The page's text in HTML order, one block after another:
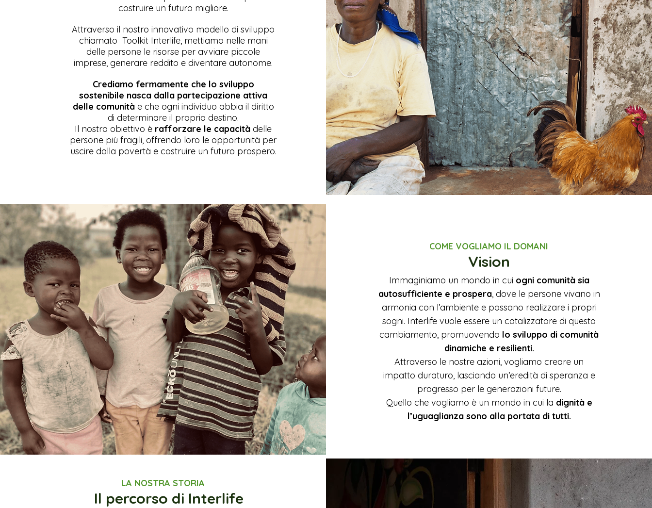
costruire un futuro migliore.
Attraverso il nostro innovativo modello di sviluppo
chiamato Toolkit Interlife, mettiamo nelle mani
delle persone le risorse per avviare piccole
imprese, generare reddito e diventare autonome.
Crediamo fermamente che lo sviluppo
sostenibile nasca dalla partecipazione attiva
delle comunitàe che ogni individuo abbia il diritto
di determinare il proprio destino.
Il nostro obiettivo è rafforzare le capacità delle
persone più fragili, offrendo loro le opportunità per
uscire dalla povertà e costruire un futuro prospero.
COME VOGLIAMO IL DOMANI
Vision
Immaginiamo un mondo in cui ogni comunità sia
autosufficiente e prospera, dove le persone vivano in
armonia con l’ambiente e possano realizzare i propri
sogni. Interlife vuole essere un catalizzatore di questo
cambiamento, promuovendo lo sviluppo di comunità
dinamiche e resilienti.
Attraverso le nostre azioni, vogliamo creare un
impatto duraturo, lasciando un’eredità di speranza e
progresso per le generazioni future.
Quello che vogliamo è un mondo in cui la dignità e
l’uguaglianza sono alla portata di tutti.
LA NOSTRA STORIA
Il percorso di Interlife